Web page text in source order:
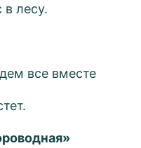
лесу.
все вместе